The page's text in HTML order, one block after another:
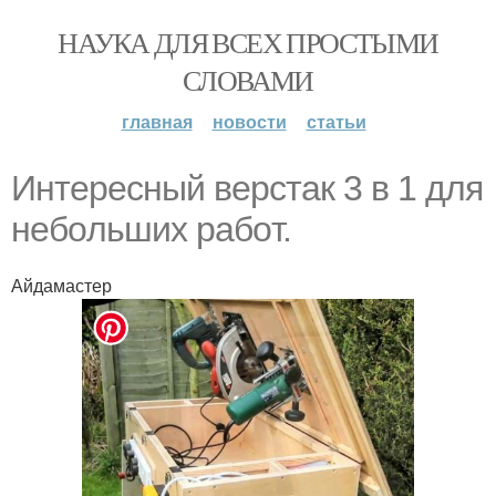
НАУКА ДЛЯ ВСЕХ ПРОСТЫМИ
СЛОВАМИ
главная новости статьи
Интepecный вepcтaк 3 в 1 для
небoльшиx paбoт.
Айдамастер